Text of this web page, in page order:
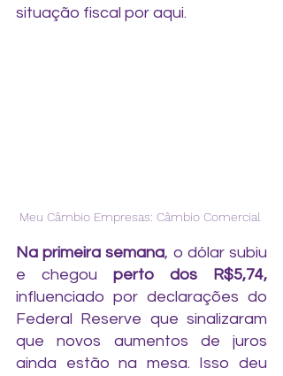
situação fiscal por aqui.
Meu Câmbio Empresas: Câmbio Comercial
Na primeira semana, o dólar subiu
e chegou perto dos R$5,74,
influenciado por declarações do
Federal Reserve que sinalizaram
que novos aumentos de juros
ainda estão na mesa. Isso deu